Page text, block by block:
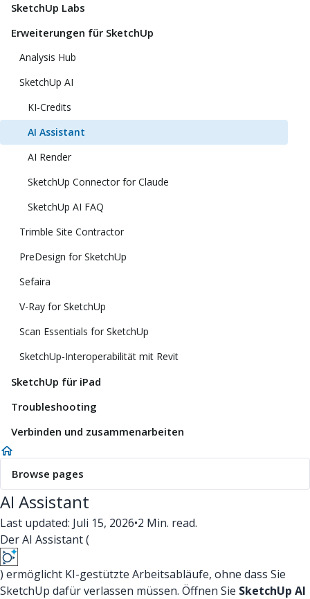
SketchUp Labs
Erweiterungen für SketchUp
Analysis Hub
SketchUp AI
KI-Credits
AI Assistant
AI Render
SketchUp Connector for Claude
SketchUp AI FAQ
Trimble Site Contractor
PreDesign for SketchUp
Sefaira
V-Ray for SketchUp
Scan Essentials for SketchUp
SketchUp-Interoperabilität mit Revit
SketchUp für iPad
Troubleshooting
Verbinden und zusammenarbeiten
Browse pages
AI Assistant
Last updated: Juli 15, 2026•2 Min. read.
Der AI Assistant (
) ermöglicht KI-gestützte Arbeitsabläufe, ohne dass Sie
SketchUp dafür verlassen müssen. Öffnen Sie SketchUp AI